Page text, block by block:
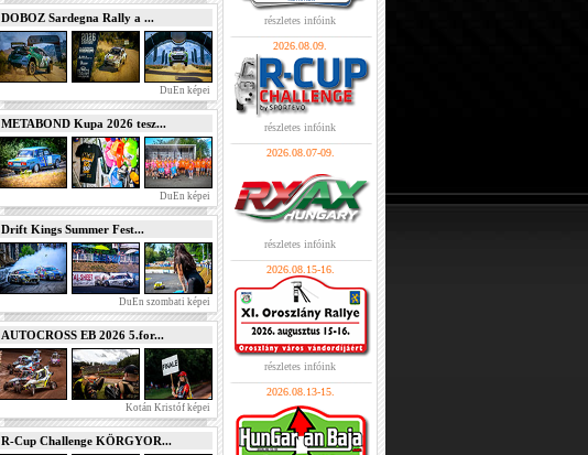
DOBOZ Sardegna Rally a ...
DuEn képei
METABOND Kupa 2026 tesz...
DuEn képei
Drift Kings Summer Fest...
DuEn szombati képei
AUTOCROSS EB 2026 5.for...
Kotán Kristóf képei
R-Cup Challenge KÖRGYOR...
részletes infóink
2026.08.09.
részletes infóink
2026.08.07-09.
részletes infóink
2026.08.15-16.
részletes infóink
2026.08.13-15.